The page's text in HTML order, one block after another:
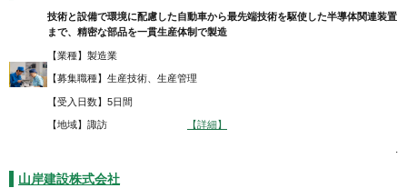
技術と設備で環境に配慮した自動車から最先端技術を駆使した半導体関連装置
まで、精密な部品を一貫生産体制で製造
【業種】製造業
【募集職種】生産技術、生産管理
【受入日数】5日間
【地域】諏訪 【詳細】
.
山岸建設株式会社